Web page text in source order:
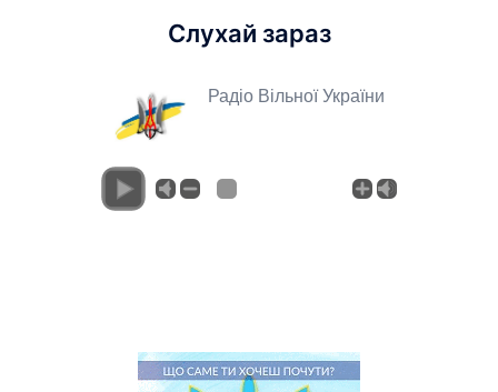
Слухай зараз
Радіо Вільної України